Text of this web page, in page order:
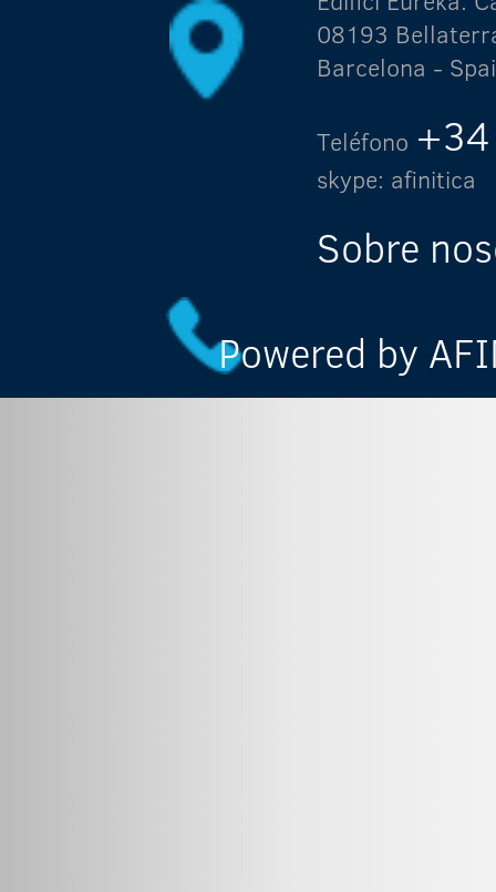
08193
Barcelona -
Teléfono
skype: afinitica
Sobre
Powered by